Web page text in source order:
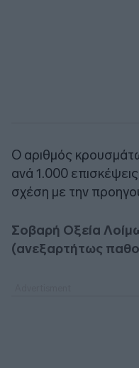
Ο αριθμός
ανά 1.000
σχέση με την
Σοβαρή Οξεία
(ανεξαρτήτως